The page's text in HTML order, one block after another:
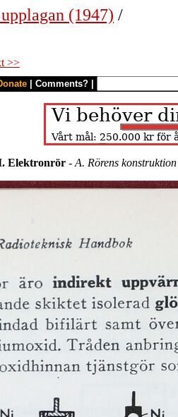
(1947) /
>>
Comments?
Elektronrör - A. Rörens